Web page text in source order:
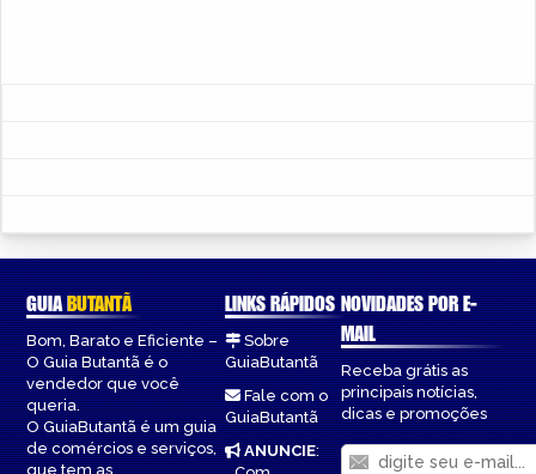
GUIABUTANTÃ
Bom, Barato e Eficiente –
O Guia Butantã é o
vendedor que você
queria.
O GuiaButantã é um guia
de comércios e serviços,
que tem as
LINKS RÁPIDOS
Sobre
GuiaButantã
Fale com o
GuiaButantã
ANUNCIE:
NOVIDADES POR E-
MAIL
Receba grátis as
principais notícias,
dicas e promoções